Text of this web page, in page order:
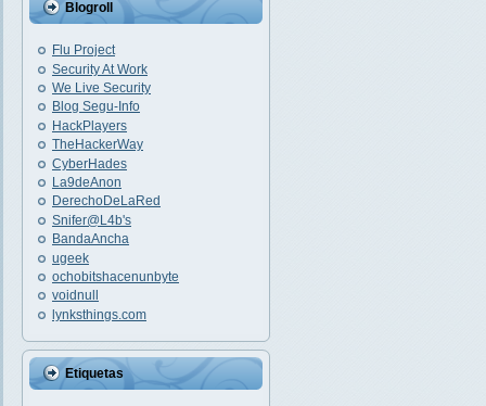
Blogroll
Flu Project
Security At Work
We Live Security
Blog Segu-Info
HackPlayers
TheHackerWay
CyberHades
La9deAnon
DerechoDeLaRed
Snifer@L4b's
BandaAncha
ugeek
ochobitshacenunbyte
voidnull
lynksthings.com
Etiquetas